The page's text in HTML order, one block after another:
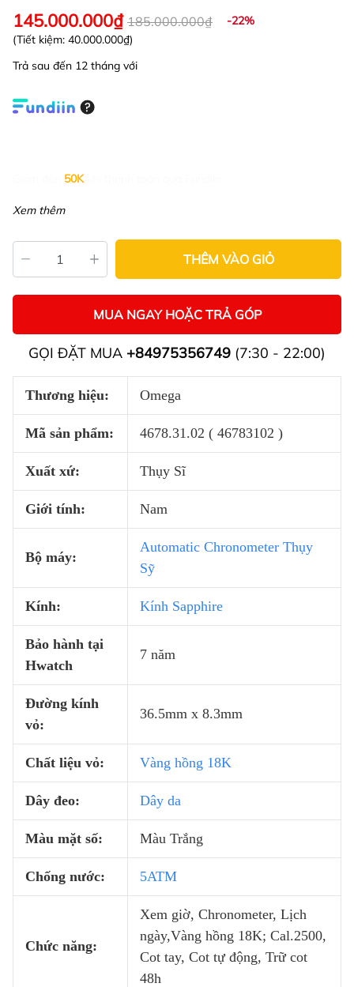
145.000.000₫ 185.000.000₫
-22%
(Tiết kiệm: 40.000.000₫)
Trả sau đến 12 tháng với
50K
Xem thêm
THÊM VÀO GIỎ
MUA NGAY HOẶC TRẢ GÓP
GỌI ĐẶT MUA +84975356749 (7:30 - 22:00)
Thương hiệu: Omega
Mã sản phẩm: 4678.31.02 ( 46783102 )
Xuất xứ: Thụy Sĩ
Giới tính: Nam
Bộ máy:
Automatic Chronometer Thụy
Sỹ
Kính: Kính Sapphire
Bảo hành tại
Hwatch
7 năm
Đường kính
vỏ:
36.5mm x 8.3mm
Chất liệu vỏ: Vàng hồng 18K
Dây đeo: Dây da
Màu mặt số: Màu Trắng
Chống nước: 5ATM
Chức năng:
Xem giờ, Chronometer, Lịch
ngày,Vàng hồng 18K; Cal.2500,
Cot tay, Cot tự động, Trữ cot
48h